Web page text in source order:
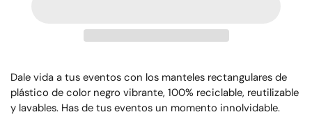
Dale vida a tus eventos con los manteles rectangulares de
plástico de color negro vibrante, 100% reciclable, reutilizable
y lavables. Has de tus eventos un momento innolvidable.